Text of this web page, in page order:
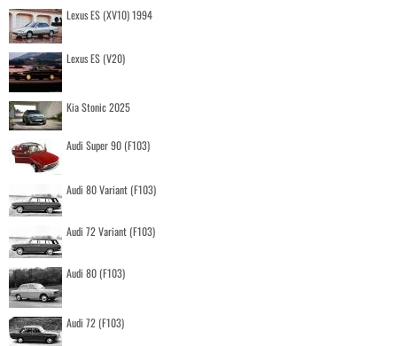
Lexus ES (XV10) 1994
Lexus ES (V20)
Kia Stonic 2025
Audi Super 90 (F103)
Audi 80 Variant (F103)
Audi 72 Variant (F103)
Audi 80 (F103)
Audi 72 (F103)